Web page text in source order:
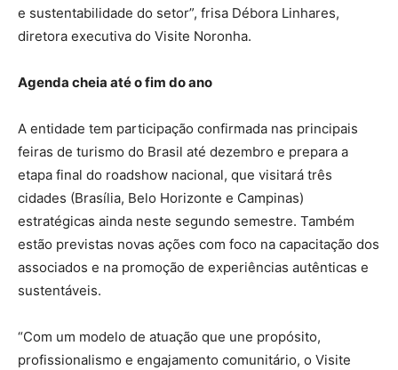
e sustentabilidade do setor”, frisa Débora Linhares,
diretora executiva do Visite Noronha.
Agenda cheia até o fim do ano
A entidade tem participação confirmada nas principais
feiras de turismo do Brasil até dezembro e prepara a
etapa final do roadshow nacional, que visitará três
cidades (Brasília, Belo Horizonte e Campinas)
estratégicas ainda neste segundo semestre. Também
estão previstas novas ações com foco na capacitação dos
associados e na promoção de experiências autênticas e
sustentáveis.
“Com um modelo de atuação que une propósito,
profissionalismo e engajamento comunitário, o Visite